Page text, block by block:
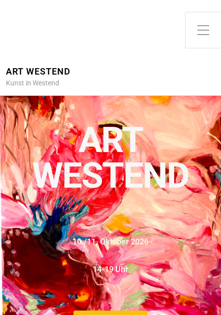
ART WESTEND
Kunst in Westend
ART
WESTEND
10./11. Oktober 2026
14-19 Uhr